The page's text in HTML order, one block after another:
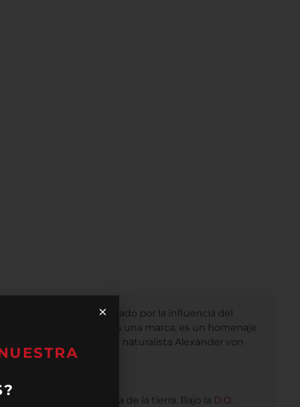
en un paisaje marcado por la influencia del
Humboldt no solo es una marca; es un homenaje
en los viajes del célebre naturalista Alexander von
que transmite el alma de la tierra. Bajo la D.O.